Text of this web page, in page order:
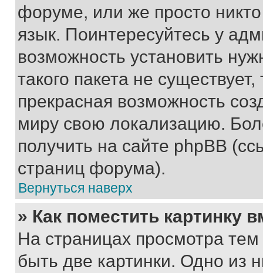
форуме, или же просто
язык. Поинтересуйтесь у
возможность установить
такого пакета не
прекрасная возможность
миру свою локализацию.
получить на сайте phpBB
страниц форума).
Вернуться наверх
» Как поместить картинку
На страницах просмотра
быть две картинки. Одно из